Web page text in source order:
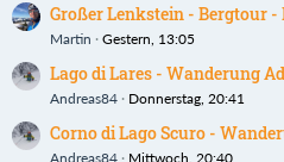
Großer Lenkstein - Bergtour
Martin Gestern, 13:05
Lago di Lares - Wanderung
Andreas84 Donnerstag, 20:41
Corno di Lago Scuro -
Andreas84 Mittwoch, 20:40